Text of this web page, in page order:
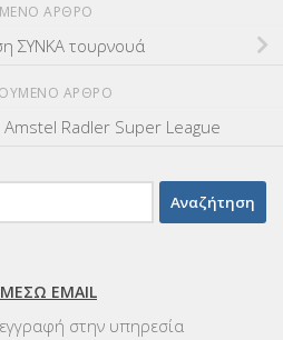
ΆΡΘΡΟ
ΣΥΝΚΑ τουρνουά
ΆΡΘΡΟ
Radler Super League
EMAIL
στην υπηρεσία